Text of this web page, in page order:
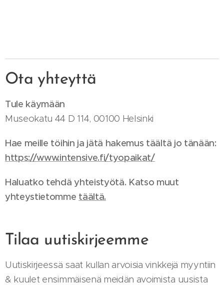
Ota yhteyttä
Tule käymään
Museokatu 44 D 114, 00100 Helsinki
Hae meille töihin ja jätä hakemus täältä jo tänään:
https://www.intensive.fi/tyopaikat/
Haluatko tehdä yhteistyötä. Katso muut
yhteystietomme täältä.
Tilaa uutiskirjeemme
Uutiskirjeessä saat kullan arvoisia vinkkejä myyntiin
& kuulet ensimmäisenä meidän avoimista uusista